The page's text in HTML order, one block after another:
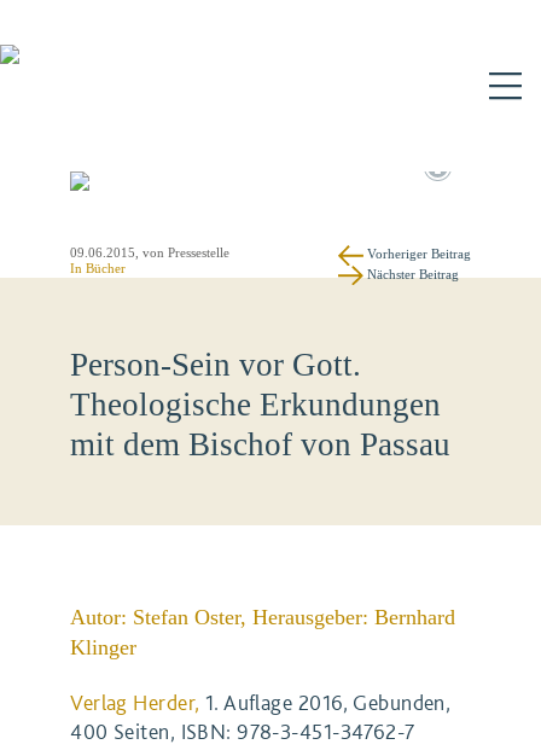
09.06.2015 , von Pressestelle
InBücher
Vorheriger Beitrag
Nächster Beitrag
Person-Sein vor Gott.
Theologische Erkundungen
mit dem Bischof von Passau
Autor: Stefan Oster, Herausgeber: Bernhard
Klinger
Verlag Herder, 1. Auflage 2016, Gebunden,
400 Seiten, ISBN: 978-3-451-34762-7